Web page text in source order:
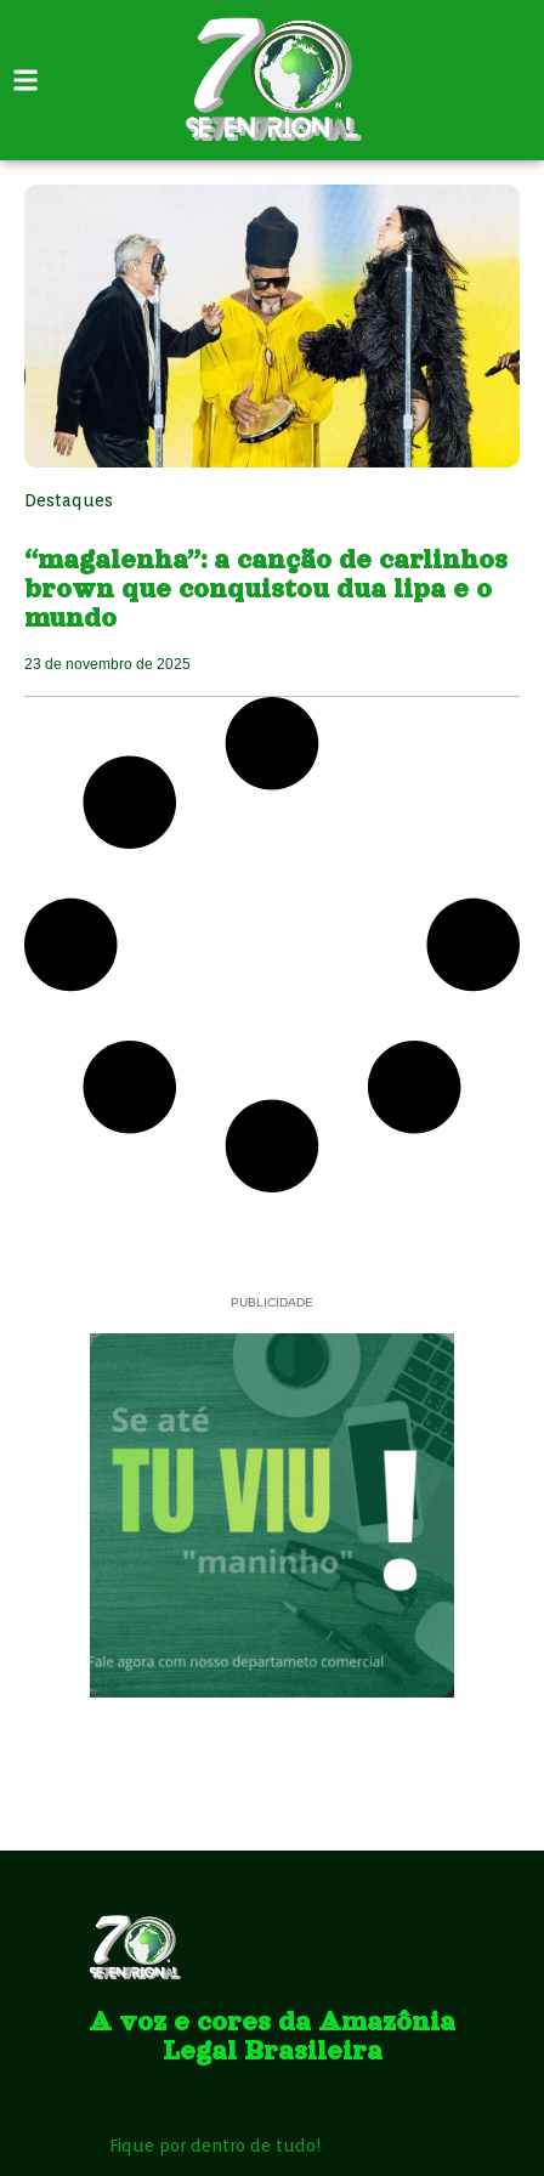
Destaques
“magalenha”: a canção de carlinhos
brown que conquistou dua lipa e o
mundo
23 de novembro de 2025
PUBLICIDADE
A voz e cores da Amazônia
Legal Brasileira
Fique por dentro de tudo!